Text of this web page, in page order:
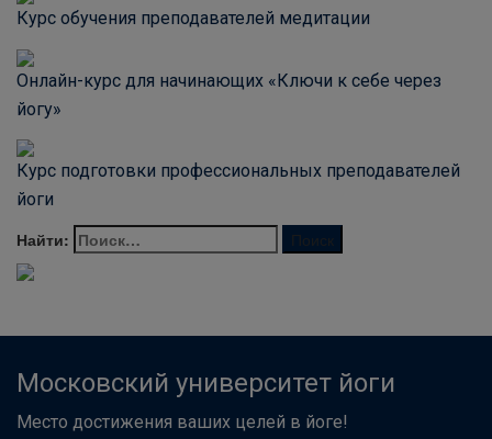
Курс обучения преподавателей медитации
Онлайн-курс для начинающих «Ключи к себе через
йогу»
Курс подготовки профессиональных преподавателей
йоги
Найти:
Московский университет йоги
Место достижения ваших целей в йоге!